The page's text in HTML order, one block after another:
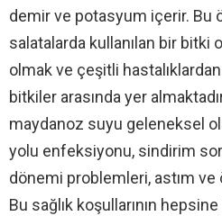
demir ve potasyum içerir. Bu
salatalarda kullanılan bir bitki
olmak ve çeşitli
bitkiler arasında yer
maydanoz suyu geleneksel
yolu enfeksiyonu, sindirim
dönemi problemleri, astım ve
Bu sağlık koşullarının